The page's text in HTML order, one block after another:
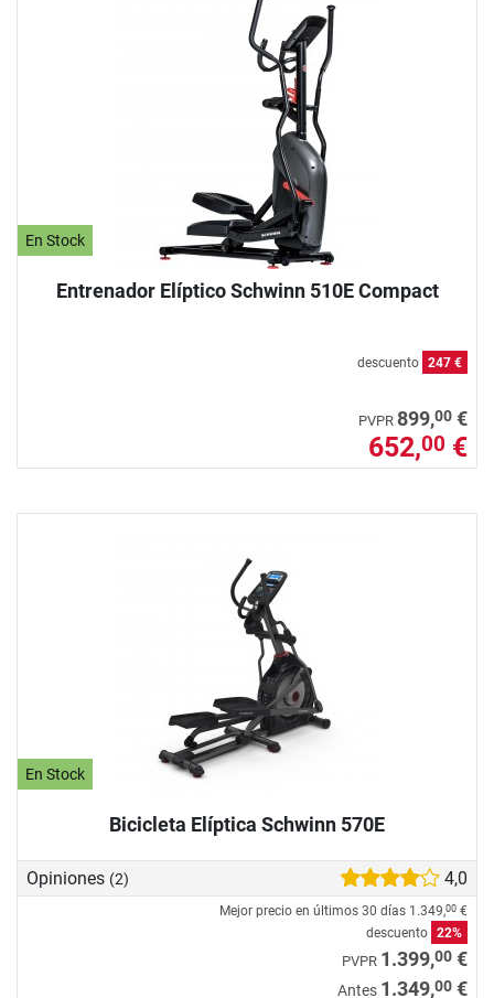
En Stock
Entrenador Elíptico Schwinn 510E Compact
descuento 247 €
PVPR 899,00 €
652,00 €
En Stock
Bicicleta Elíptica Schwinn 570E
Opiniones (2) 4,0
Mejor precio en últimos 30 días 1.349,00 €
descuento 22%
PVPR 1.399,00 €
Antes 1.349,00 €